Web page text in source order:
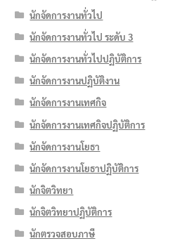
นักจัดการงานทั่วไป
นักจัดการงานทั่วไป ระดับ 3
นักจัดการงานทั่วไปปฏิบัติการ
นักจัดการงานปฏิบัติงาน
นักจัดการงานเทศกิจ
นักจัดการงานเทศกิจปฏิบัติการ
นักจัดการงานโยธา
นักจัดการงานโยธาปฏิบัติการ
นักจิตวิทยา
นักจิตวิทยาปฏิบัติการ
นักตรวจสอบภาษี